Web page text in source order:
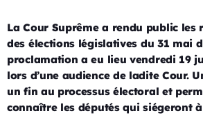
La Cour Suprême a rendu public
des élections législatives du 31 mai
proclamation a eu lieu vendredi 19
lors d’une audience de ladite Cour.
un fin au processus électoral et
connaître les députés qui siégeront